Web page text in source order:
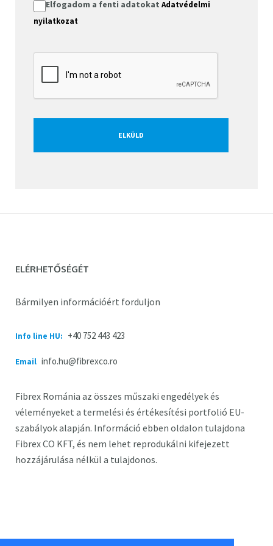
Elfogadom a fenti adatokat Adatvédelmi
nyilatkozat
ELÉRHETŐSÉGÉT
Bármilyen információért forduljon
Info line HU: +40 752 443 423
Email info.hu@fibrexco.ro
Fibrex Románia az összes műszaki engedélyek és
véleményeket a termelési és értékesítési portfolió EU-
szabályok alapján. Információ ebben oldalon tulajdona
Fibrex CO KFT, és nem lehet reprodukálni kifejezett
hozzájárulása nélkül a tulajdonos.